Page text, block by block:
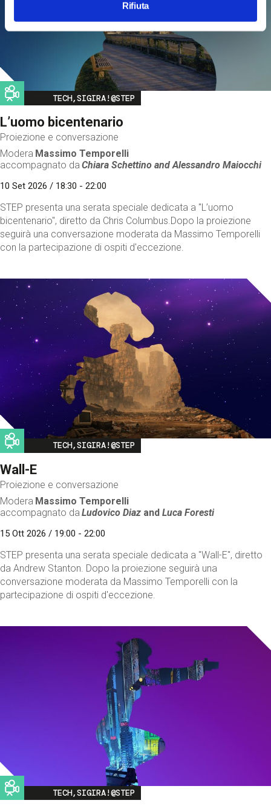
Rifiuta
Image
TECH,SIGIRA!@STEP
L’uomo bicentenario
Proiezione e conversazione
Modera Massimo Temporelli
accompagnato da Chiara Schettino andAlessandro Maiocchi
10 Set 2026 / 18:30 - 22:00
STEP presenta una serata speciale dedicata a "L’uomo
bicentenario", diretto da Chris Columbus.Dopo la proiezione
seguirà una conversazione moderata da Massimo Temporelli
con la partecipazione di ospiti d'eccezione.
Image
TECH,SIGIRA!@STEP
Wall-E
Proiezione e conversazione
Modera Massimo Temporelli
accompagnato da Ludovico Diaz andLuca Foresti
15 Ott 2026 / 19:00 - 22:00
STEP presenta una serata speciale dedicata a "Wall-E", diretto
da Andrew Stanton. Dopo la proiezione seguirà una
conversazione moderata da Massimo Temporelli con la
partecipazione di ospiti d'eccezione.
Image
TECH,SIGIRA!@STEP